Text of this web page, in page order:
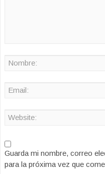
Guarda mi nombre, correo
para la próxima vez que